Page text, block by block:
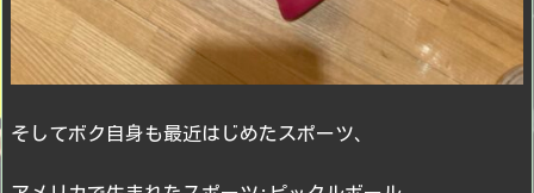
そしてボク自身も最近はじめたスポーツ、